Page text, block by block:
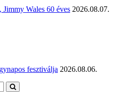
Wales 60 éves 2026.08.07.
fesztiválja 2026.08.06.